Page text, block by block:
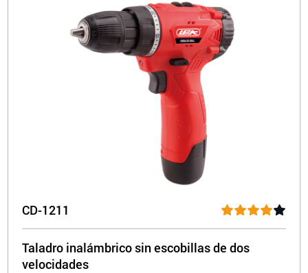
CD-1211
Taladro inalámbrico sin escobillas de dos
velocidades